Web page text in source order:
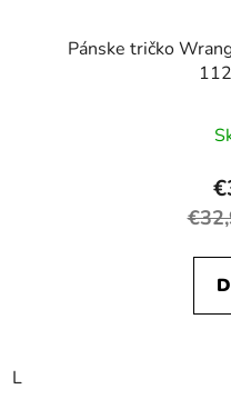
Pánske tričko
L